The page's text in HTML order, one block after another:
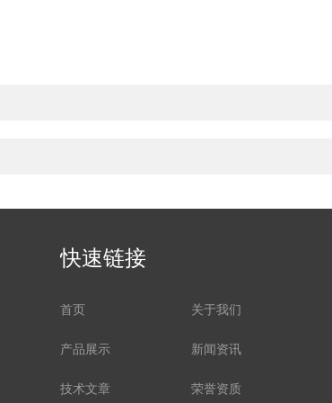
快速链接
首页 关于我们
产品展示 新闻资讯
技术文章 荣誉资质